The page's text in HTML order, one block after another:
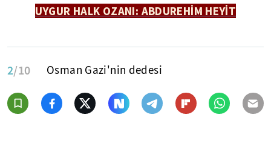
UYGUR HALK OZANI: ABDUREHİM HEYİT
2/10 Osman Gazi'nin dedesi